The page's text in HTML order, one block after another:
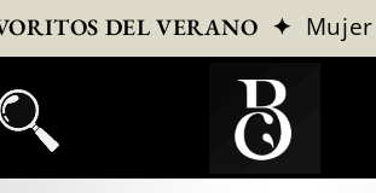
DEL VERANO ✦ Mujer